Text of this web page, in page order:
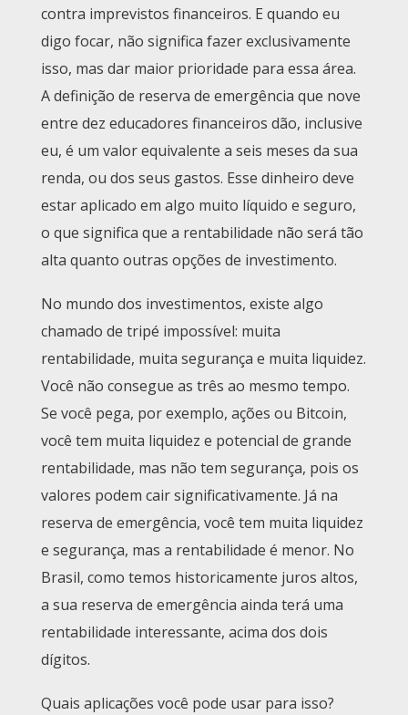
contra imprevistos financeiros. E quando eu
digo focar, não significa fazer exclusivamente
isso, mas dar maior prioridade para essa área.
A definição de reserva de emergência que nove
entre dez educadores financeiros dão, inclusive
eu, é um valor equivalente a seis meses da sua
renda, ou dos seus gastos. Esse dinheiro deve
estar aplicado em algo muito líquido e seguro,
o que significa que a rentabilidade não será tão
alta quanto outras opções de investimento.
No mundo dos investimentos, existe algo
chamado de tripé impossível: muita
rentabilidade, muita segurança e muita liquidez.
Você não consegue as três ao mesmo tempo.
Se você pega, por exemplo, ações ou Bitcoin,
você tem muita liquidez e potencial de grande
rentabilidade, mas não tem segurança, pois os
valores podem cair significativamente. Já na
reserva de emergência, você tem muita liquidez
e segurança, mas a rentabilidade é menor. No
Brasil, como temos historicamente juros altos,
a sua reserva de emergência ainda terá uma
rentabilidade interessante, acima dos dois
dígitos.
Quais aplicações você pode usar para isso?